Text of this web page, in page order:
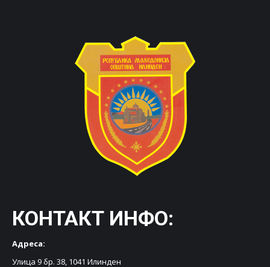
КОНТАКТ ИНФО:
Адреса:
Улица 9 бр. 38, 1041 Илинден